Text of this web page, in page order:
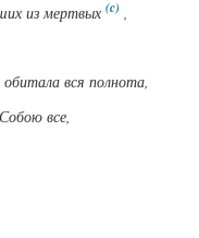
из мертвых
,
вся полнота,
все,